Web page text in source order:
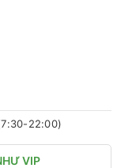
22:00)
VIP